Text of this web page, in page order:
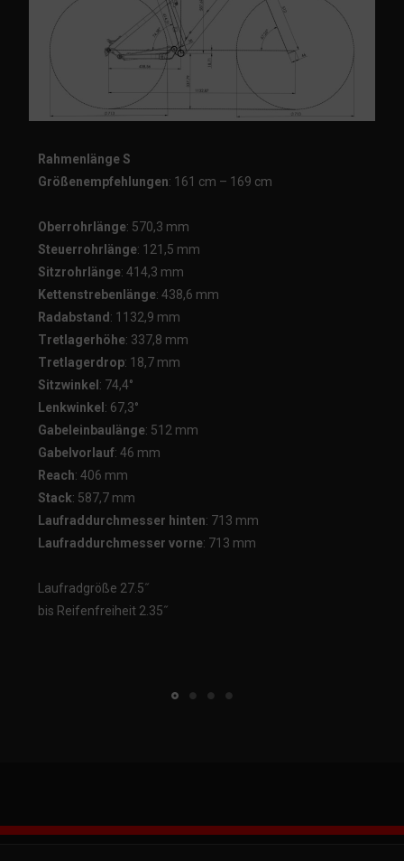
Rahmenlänge S
Größenempfehlungen: 161 cm – 169 cm
Oberrohrlänge: 570,3 mm
Steuerrohrlänge: 121,5 mm
Sitzrohrlänge: 414,3 mm
Kettenstrebenlänge: 438,6 mm
Radabstand : 1132,9 mm
Tretlagerhöhe: 337,8 mm
Tretlagerdrop: 18,7 mm
Sitzwinkel : 74,4°
Lenkwinkel : 67,3°
Gabeleinbaulänge: 512 mm
Gabelvorlauf: 46 mm
Reach: 406 mm
Stack: 587,7 mm
Laufraddurchmesser hinten: 713 mm
Laufraddurchmesser vorne: 713 mm
Laufradgröße 27.5˝
bis Reifenfreiheit 2.35˝